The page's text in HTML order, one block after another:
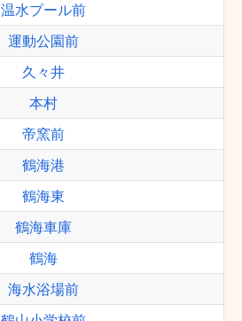
温水プール前
運動公園前
久々井
本村
帝窯前
鶴海港
鶴海東
鶴海車庫
鶴海
海水浴場前